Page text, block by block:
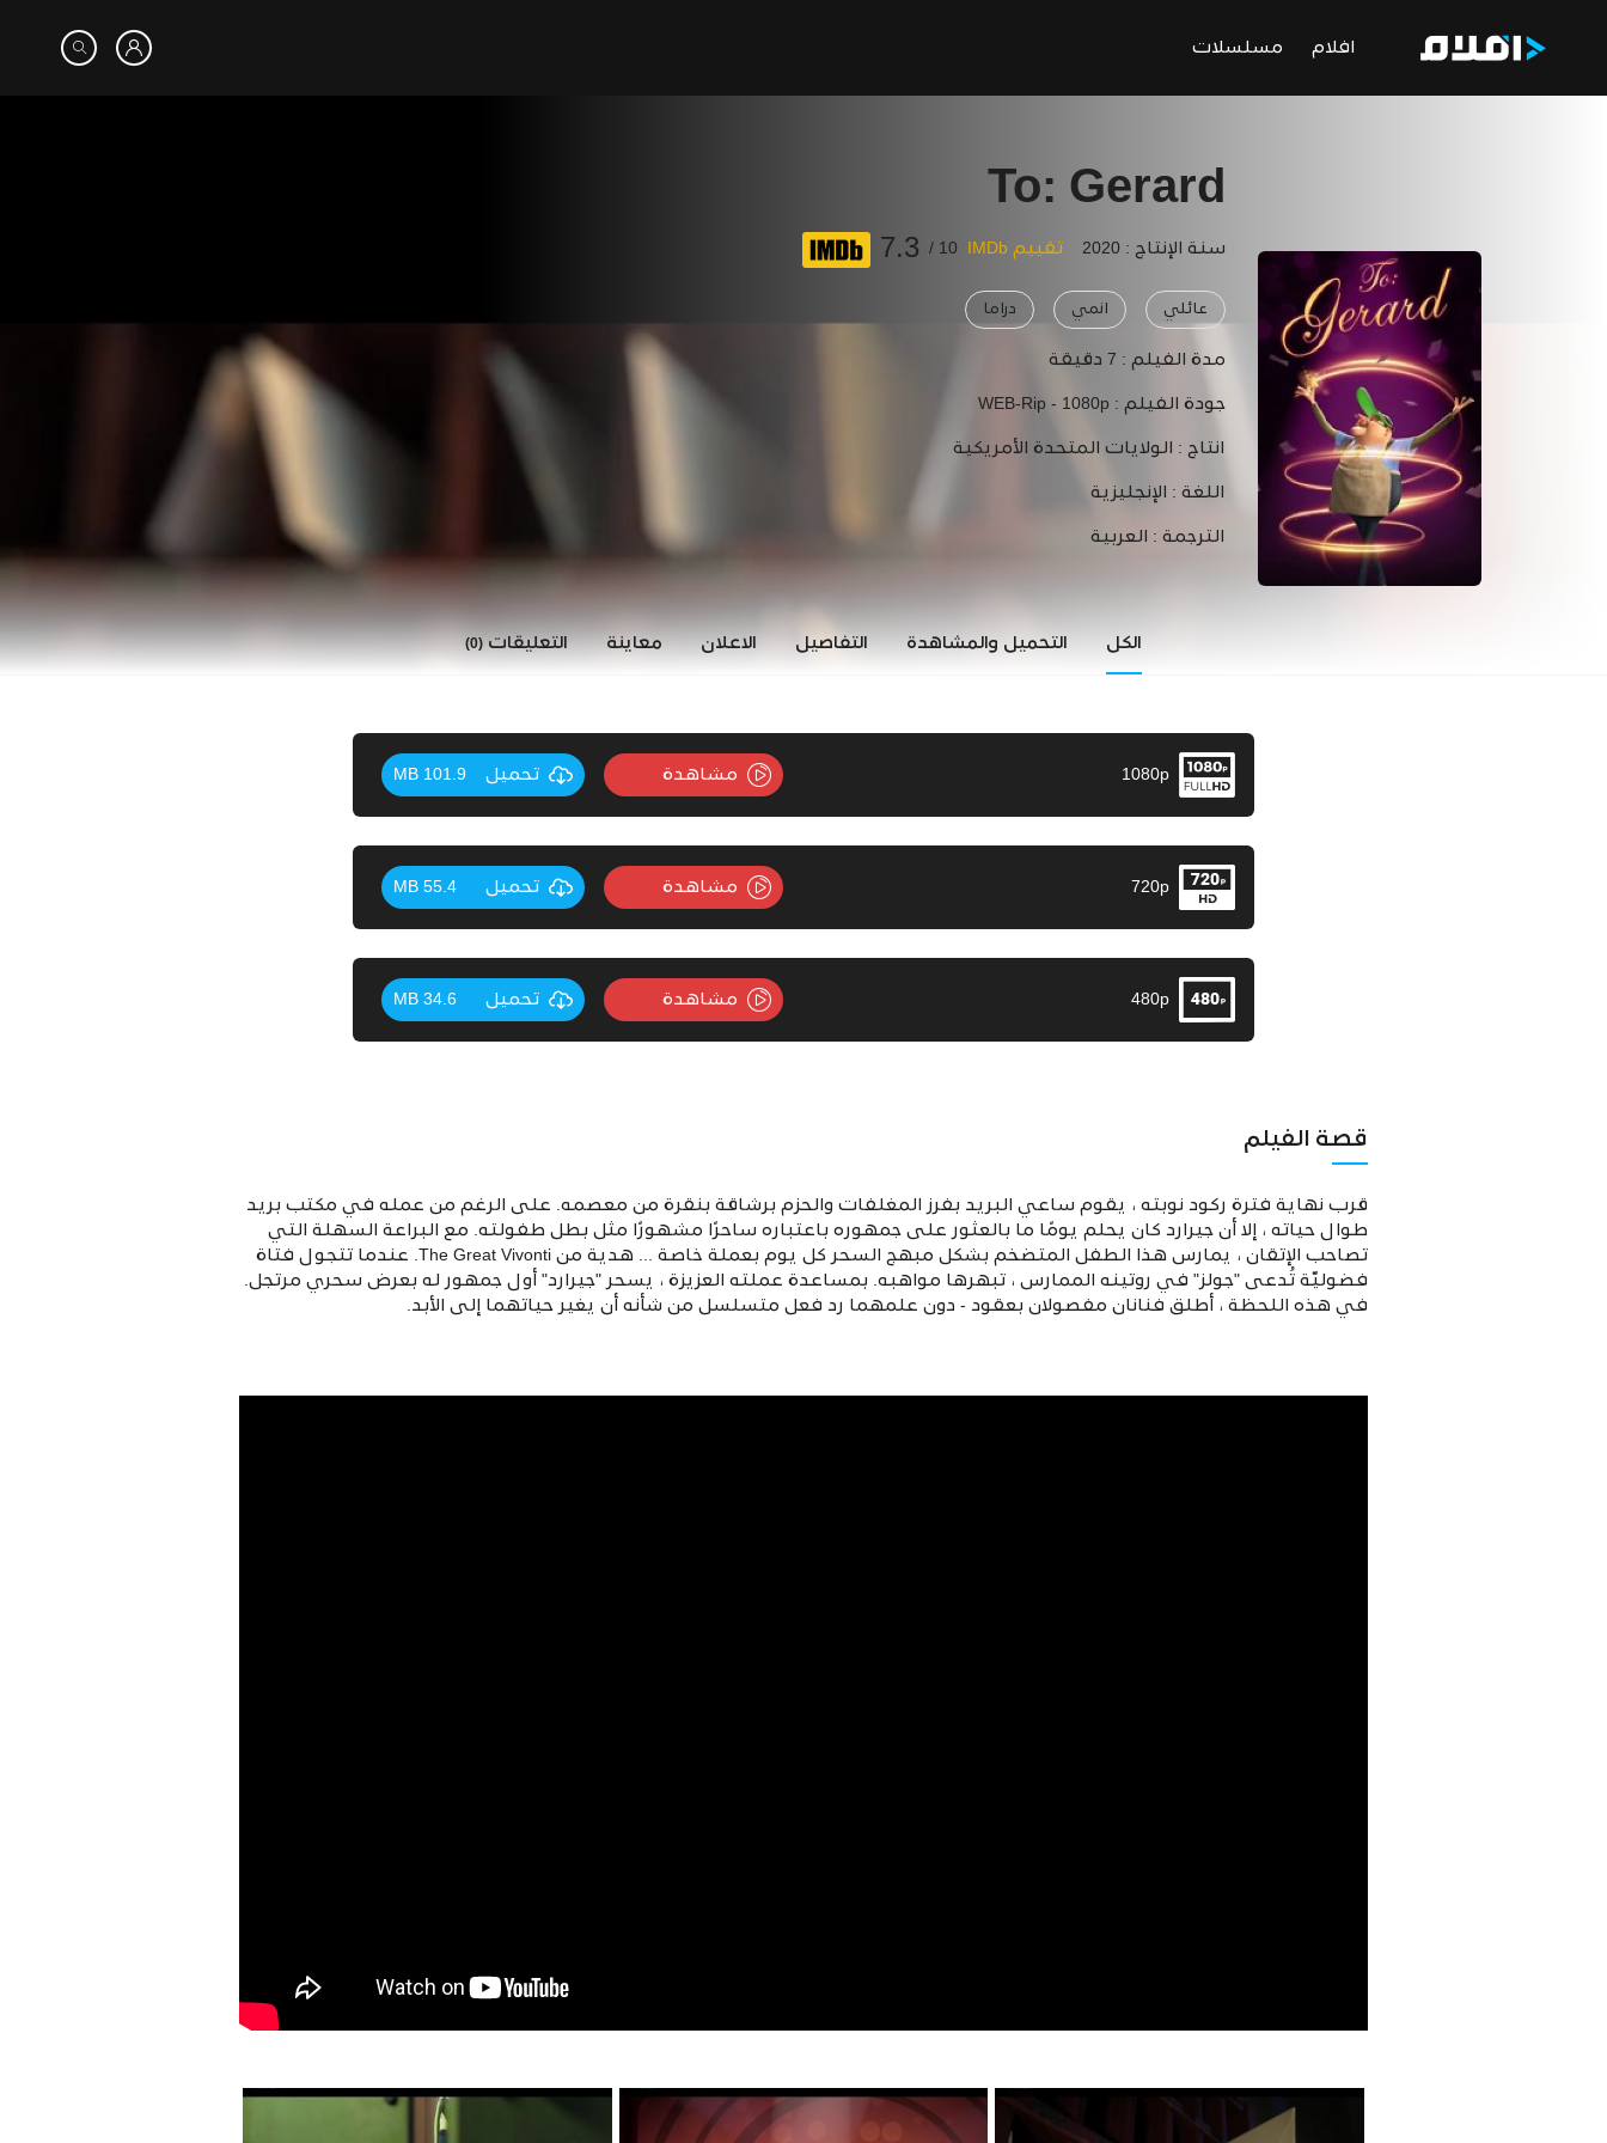
افلام مسلسلات
To: Gerard
سنة الإنتاج : 2020 تقييم IMDb 10 /
7.3
عائلي انمي دراما
مدة الفيلم : 7 دقيقة
جودة الفيلم : WEB-Rip - 1080p
انتاج : الولايات المتحدة الأمريكية
اللغة : الإنجليزية
الترجمة : العربية
الكل التحميل والمشاهدة التفاصيل الاعلان معاينة التعليقات (0)
1080p مشاهدة تحميل 101.9 MB
720p مشاهدة تحميل 55.4 MB
480p مشاهدة تحميل 34.6 MB
قصة الفيلم
قرب نهاية فترة ركود نوبته ، يقوم ساعي البريد بفرز المغلفات والحزم برشاقة بنقرة من معصمه. على الرغم من عمله في مكتب بريد
طوال حياته ، إلا أن جيرارد كان يحلم يومًا ما بالعثور على جمهوره باعتباره ساحرًا مشهورًا مثل بطل طفولته. مع البراعة السهلة التي
تصاحب الإتقان ، يمارس هذا الطفل المتضخم بشكل مبهج السحر كل يوم بعملة خاصة ... هدية من The Great Vivonti. عندما تتجول فتاة
فضوليّة تُدعى "جولز" في روتينه الممارس ، تبهرها مواهبه. بمساعدة عملته العزيزة ، يسحر "جيرارد" أول جمهور له بعرض سحري مرتجل.
في هذه اللحظة ، أطلق فنانان مفصولان بعقود - دون علمهما رد فعل متسلسل من شأنه أن يغير حياتهما إلى الأبد.